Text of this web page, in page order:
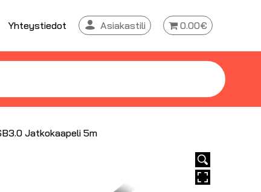
Yhteystiedot Asiakastili 0.00€
Jatkokaapeli 5m